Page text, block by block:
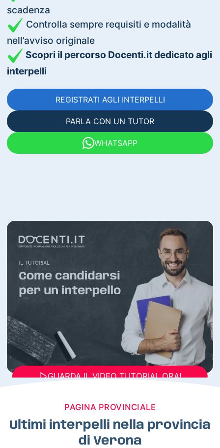
scadenza
Controlla sempre requisiti e modalità
nell’avviso originale
Scopri il percorso Docenti.it dedicato agli
interpelli
REGISTRATI AGLI INTERPELLI
PARLA CON UN TUTOR
WHATSAPP
GUARDA IL VIDEO TUTORIAL ORA!
PAGINA PROVINCIALE
Ultimi interpelli nella provincia
di Verona